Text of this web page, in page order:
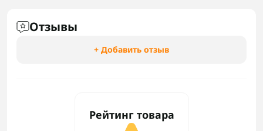
Отзывы
+ Добавить отзыв
Рейтинг товара